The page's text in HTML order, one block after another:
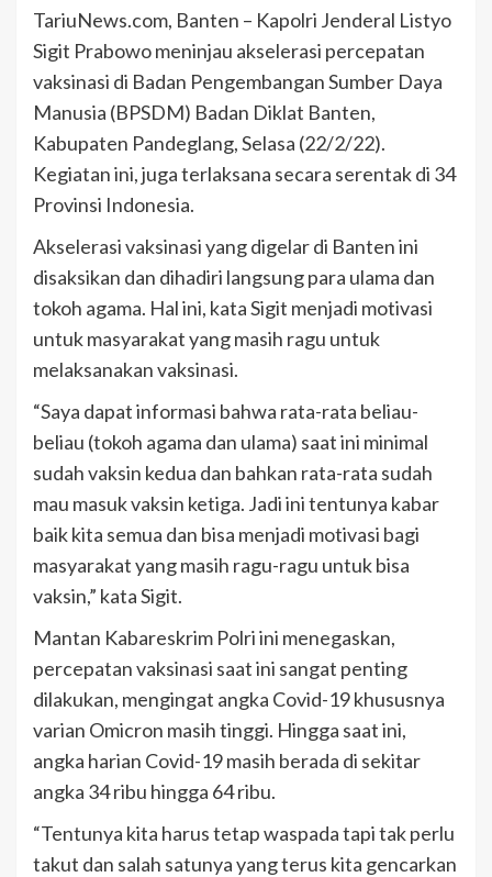
TariuNews.com, Banten – Kapolri Jenderal Listyo
Sigit Prabowo meninjau akselerasi percepatan
vaksinasi di Badan Pengembangan Sumber Daya
Manusia (BPSDM) Badan Diklat Banten,
Kabupaten Pandeglang, Selasa (22/2/22).
Kegiatan ini, juga terlaksana secara serentak di 34
Provinsi Indonesia.
Akselerasi vaksinasi yang digelar di Banten ini
disaksikan dan dihadiri langsung para ulama dan
tokoh agama. Hal ini, kata Sigit menjadi motivasi
untuk masyarakat yang masih ragu untuk
melaksanakan vaksinasi.
“Saya dapat informasi bahwa rata-rata beliau-
beliau (tokoh agama dan ulama) saat ini minimal
sudah vaksin kedua dan bahkan rata-rata sudah
mau masuk vaksin ketiga. Jadi ini tentunya kabar
baik kita semua dan bisa menjadi motivasi bagi
masyarakat yang masih ragu-ragu untuk bisa
vaksin,” kata Sigit.
Mantan Kabareskrim Polri ini menegaskan,
percepatan vaksinasi saat ini sangat penting
dilakukan, mengingat angka Covid-19 khususnya
varian Omicron masih tinggi. Hingga saat ini,
angka harian Covid-19 masih berada di sekitar
angka 34 ribu hingga 64 ribu.
“Tentunya kita harus tetap waspada tapi tak perlu
takut dan salah satunya yang terus kita gencarkan